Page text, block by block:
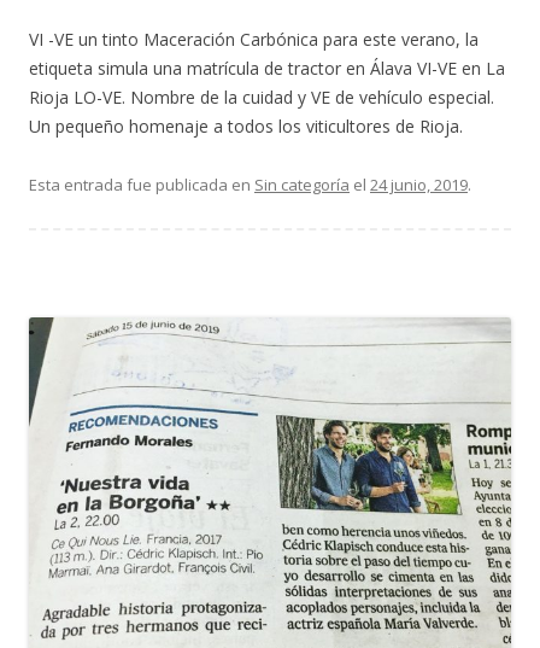
VI -VE un tinto Maceración Carbónica para este verano, la
etiqueta simula una matrícula de tractor en Álava VI-VE en La
Rioja LO-VE. Nombre de la cuidad y VE de vehículo especial.
Un pequeño homenaje a todos los viticultores de Rioja.
Esta entrada fue publicada en Sin categoría el 24 junio, 2019.